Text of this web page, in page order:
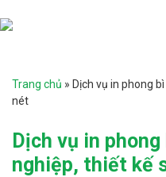
Trang chủ » Dịch vụ in phong
nét
Dịch vụ in
nghiệp, thiết kế